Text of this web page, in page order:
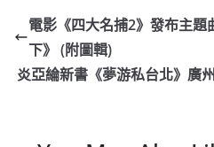
e
b
o
W
ei
b
s
p
電影《四大名捕2》發布主
下》 (附圖輯)
炎亞綸新書《夢游私台北》廣